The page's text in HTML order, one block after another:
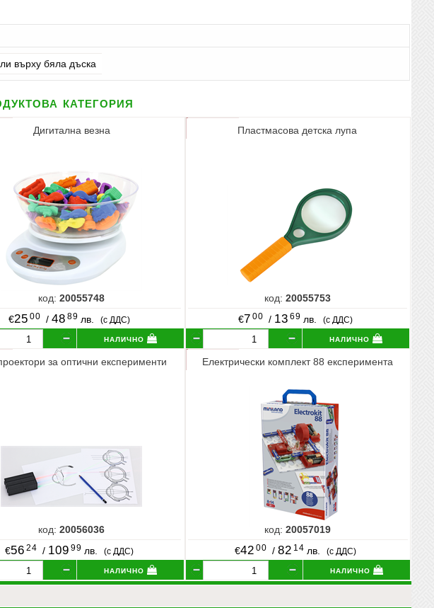
върху бяла дъска
категория
Дигитална везна
код:20055748
€25 00 /48 89 лв. (с ДДС)
налично
Пластмасова детска лупа
код: 20055753
€7 00 / 13 69 лв. (с ДДС)
налично
за оптични експерименти
код:20056036
€56 24 / 109 99 лв. (с ДДС)
налично
Електрически комплект 88 експеримента
код:20057019
€42 00 /82 14 лв. (с ДДС)
налично